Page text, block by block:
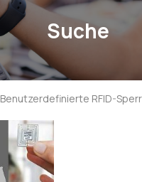
Suche
Benutzerdefinierte RFID-